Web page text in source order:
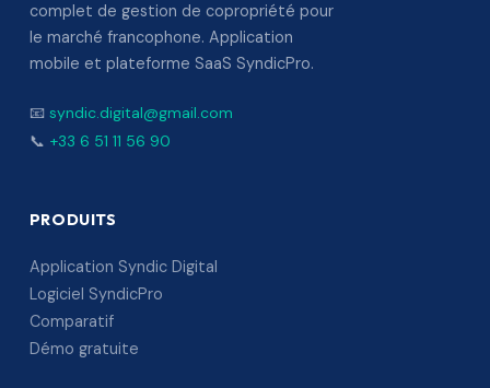
complet de gestion de copropriété pour
le marché francophone. Application
mobile et plateforme SaaS SyndicPro.
📧 syndic.digital@gmail.com
📞 +33 6 51 11 56 90
PRODUITS
Application Syndic Digital
Logiciel SyndicPro
Comparatif
Démo gratuite